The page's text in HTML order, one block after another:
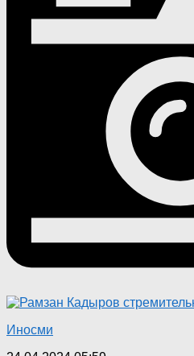
Иносми